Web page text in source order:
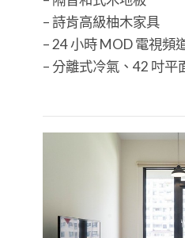
– 詩肯高級柚木家具
– 24 小時 MOD 電視頻
– 分離式冷氣、42 吋平